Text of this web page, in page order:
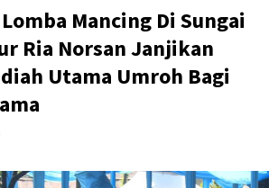
Mancing Di Sungai
Ria Norsan Janjikan
Utama Umroh Bagi